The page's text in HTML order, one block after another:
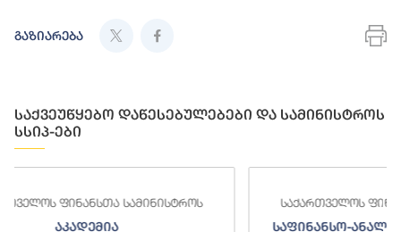
გაზიარება
საქვეუწყებო დაწესებულებები და სამინისტროს
სსიპ-ები
საქართველოს ფინანსთა სამინისტროს
საფინანსო-ანალიტიკური სამსახური